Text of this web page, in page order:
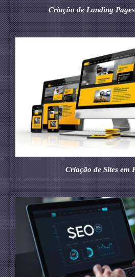
Criação de Landing
Criação de Sites em